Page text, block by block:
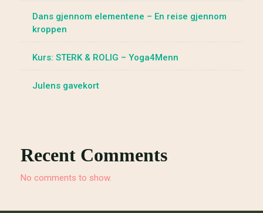
Dans gjennom elementene – En reise gjennom
kroppen
Kurs: STERK & ROLIG – Yoga4Menn
Julens gavekort
Recent Comments
No comments to show.